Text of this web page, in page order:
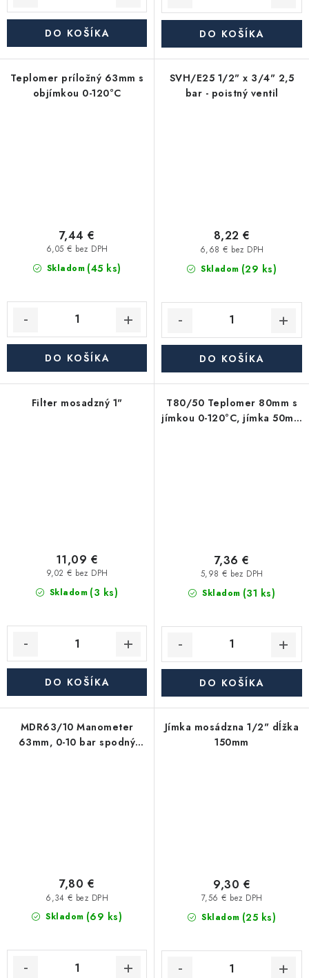
DO KOŠÍKA DO KOŠÍKA
Teplomer príložný 63mm s
objímkou 0-120°C
Skladom (45 ks)
6,05 € bez DPH
7,44 €
DO KOŠÍKA
SVH/E25 1/2" x 3/4" 2,5
bar - poistný ventil
Skladom (29 ks)
6,68 € bez DPH
8,22 €
DO KOŠÍKA
Filter mosadzný 1"
Skladom (3 ks)
9,02 € bez DPH
11,09 €
DO KOŠÍKA
T80/50 Teplomer 80mm s
jímkou 0-120°C, jímka 50mm
Skladom (31 ks)
5,98 € bez DPH
7,36 €
DO KOŠÍKA
MDR63/10 Manometer
63mm, 0-10 bar spodný
Skladom (69 ks)
6,34 € bez DPH
7,80 €
Jímka mosádzna 1/2" dĺžka
150mm
Skladom (25 ks)
7,56 € bez DPH
9,30 €